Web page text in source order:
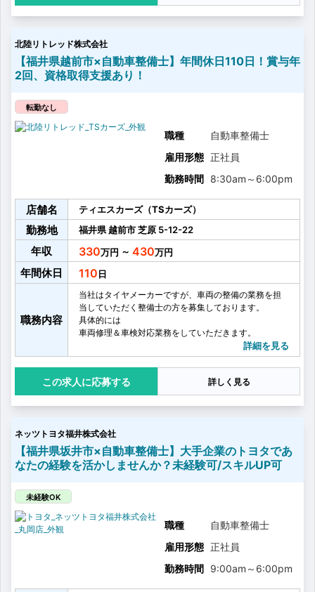
・オイル、バッテリー、オートマイル交換
・ラジエーター、エアコンのリフレッシュ
北陸リトレッド株式会社
【福井県越前市×自動車整備士】年間休日110日！賞与年
2回、資格取得支援あり！
転勤なし
職種
自動車整備士
雇用形態 正社員
勤務時間 8:30am ～ 6:00pm
店舗名 ティエスカーズ（TSカーズ）
勤務地 福井県越前市芝原 5-12-22
年収 330 ～ 430
年間休日 110
職務内容
当社はタイヤメーカーですが、車両の整備の業務を担
当していただく整備士の方を募集しております。
具体的には
車両修理＆車検対応業務をしていただきます。
整備士が安心して働けるように充実した工場設備や各
種手当があります。
社内研修や資格取得制度も充実。スキルアップできる
環境で、ぜひご活躍ください。
整備士資格をお持ちの方の応募をお待ちしています！
詳細を見る
応募する 詳しく見る
ネッツトヨタ福井株式会社
【福井県坂井市×自動車整備士】大手企業のトヨタであ
なたの経験を活かしませんか？未経験可/スキルUP可
未経験OK
職種
自動車整備士
雇用形態 正社員
勤務時間 9:00am ～ 6:00pm